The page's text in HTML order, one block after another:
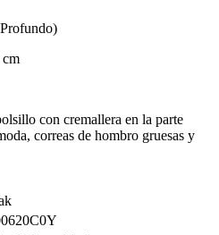
con cremallera en la parte
correas de hombro gruesas y